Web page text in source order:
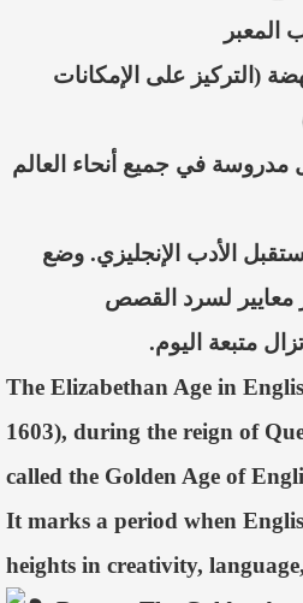
المعبر
(التركيز على الإمكانات
مدروسة في جميع أنحاء العالم
الأدب الإنجليزي. وضع
معايير لسرد القصص
متبعة اليوم.
The Elizabethan Age in
1603), during the reign of
called the Golden Age of
It marks a period when
heights in creativity,